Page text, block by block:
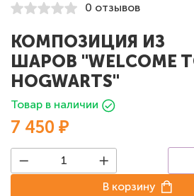
0 отзывов
КОМПОЗИЦИЯ ИЗ
ШАРОВ "WELCOME
HOGWARTS"
Товар в наличии
7 450 ₽
В корзину